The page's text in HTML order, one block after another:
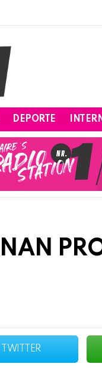
DEPORTE
TWITTER